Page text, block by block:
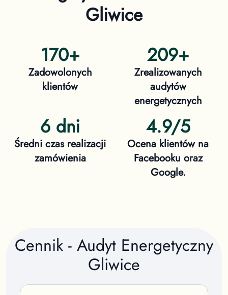
Gliwice
170+
Zadowolonych
klientów
209+
Zrealizowanych
audytów
energetycznych
6 dni
Średni czas realizacji
zamówienia
4.9/5
Ocena klientów na
Facebooku oraz
Google.
Cennik - Audyt Energetyczny
Gliwice